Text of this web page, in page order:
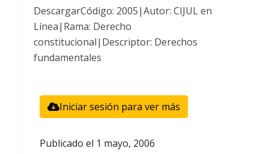
DescargarCódigo: 2005|Autor: CIJUL en
Línea|Rama: Derecho
constitucional|Descriptor: Derechos
fundamentales
Iniciar sesión para ver más
Publicado el 1 mayo, 2006